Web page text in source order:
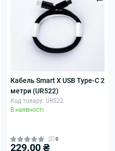
Кабель Smart X USB Type-C 2
метри (UR522)
Код товару: UR522
В наявності
0
229.00 ₴